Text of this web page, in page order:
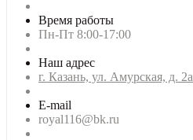
Время работы
Пн-Пт 8:00-17:00
Наш адрес
г. Казань, ул. Амурская, д. 2а
E-mail
royal116@bk.ru